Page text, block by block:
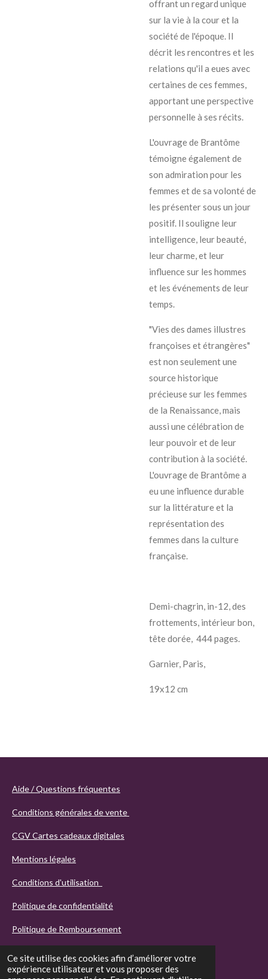
Ce site utilise des cookies afin d’améliorer votre
expérience utilisateur et vous proposer des
offrant un regard unique
sur la vie à la cour et la
société de l'époque. Il
décrit les rencontres et les
relations qu'il a eues avec
certaines de ces femmes,
apportant une perspective
personnelle à ses récits.
L'ouvrage de Brantôme
témoigne également de
son admiration pour les
femmes et de sa volonté de
les présenter sous un jour
positif. Il souligne leur
intelligence, leur beauté,
leur charme, et leur
influence sur les hommes
et les événements de leur
temps.
"Vies des dames illustres
françoises et étrangères"
est non seulement une
source historique
précieuse sur les femmes
de la Renaissance, mais
aussi une célébration de
leur pouvoir et de leur
contribution à la société.
L'ouvrage de Brantôme a
eu une influence durable
sur la littérature et la
représentation des
femmes dans la culture
française.
Demi-chagrin, in-12, des
frottements, intérieur bon,
tête dorée, 444 pages.
Garnier, Paris,
19x12 cm
Aide / Questions fréquentes
Conditions générales de vente
CGV Cartes cadeaux digitales
Mentions légales
Conditions d'utilisation
Politique de confidentialité
Politique de Remboursement